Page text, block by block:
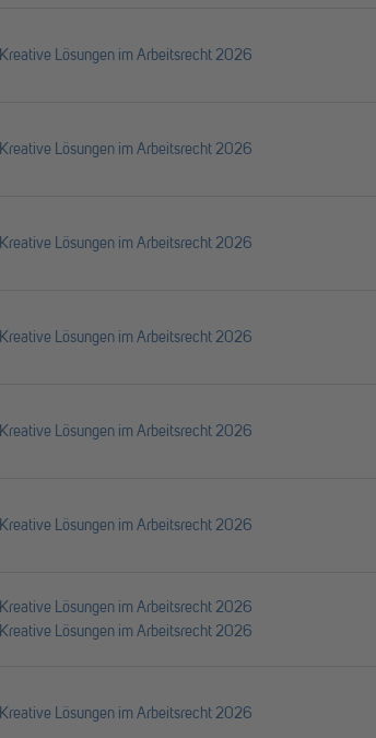
Kreative Lösungen im Arbeitsrecht 2026
Kreative Lösungen im Arbeitsrecht 2026
Kreative Lösungen im Arbeitsrecht 2026
Kreative Lösungen im Arbeitsrecht 2026
Kreative Lösungen im Arbeitsrecht 2026
Kreative Lösungen im Arbeitsrecht 2026
Kreative Lösungen im Arbeitsrecht 2026
Kreative Lösungen im Arbeitsrecht 2026
Kreative Lösungen im Arbeitsrecht 2026